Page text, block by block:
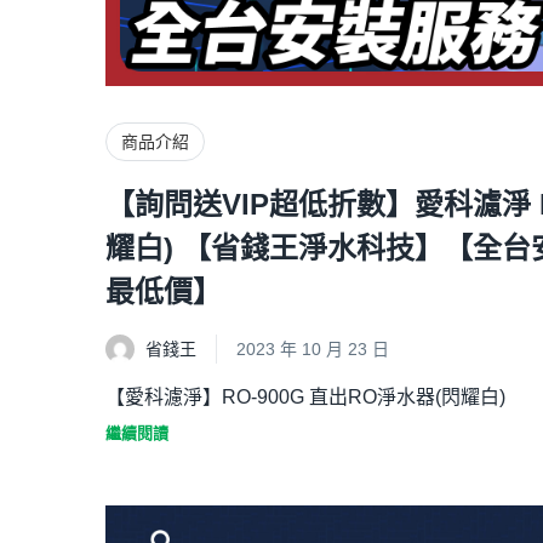
商品介紹
【詢問送VIP超低折數】愛科濾
耀白) 【省錢王淨水科技】【全
最低價】
省錢王 2023 年 10 月 23 日
【愛科濾淨】RO-900G 直出RO淨水器(閃耀白)
繼續閱讀